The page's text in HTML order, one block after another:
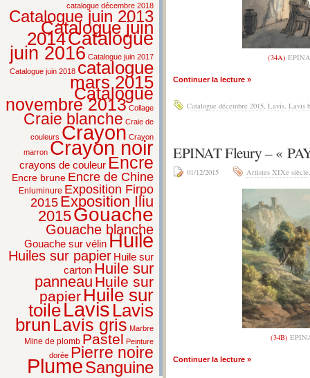
catalogue décembre 2018
Catalogue juin 2013
Catalogue juin
2014Catalogue
juin 2016 Catalogue juin 2017
Catalogue juin 2018 catalogue
mars 2015
Catalogue
novembre 2013 Collage
Craie blanche Craie de
couleurs Crayon Crayon
marron Crayon noir
crayons de couleur Encre
Encre brune Encre de Chine
Enluminure Exposition Firpo
2015 Exposition Iliu
2015Gouache
Gouache blanche
Gouache sur vélinHuile
Huiles sur papier Huile sur
carton Huile sur
panneau Huile sur
papier Huile sur
toileLavis Lavis
brun Lavis gris Marbre
Mine de plomb Pastel Peinture
dorée Pierre noire
PlumeSanguine
(34A)
Continuer la lecture »
Catalogue décembre 2015, Lavis, Lavis
EPINAT Fleury – «
01/12/2015 Artistes XIXe siècle
(34B)
Continuer la lecture »